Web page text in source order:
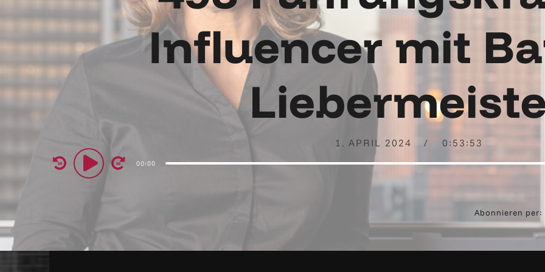
Influencer mit
1. APRIL 2024 0:53:53
Audio
Player
00:00
Abonnieren per: